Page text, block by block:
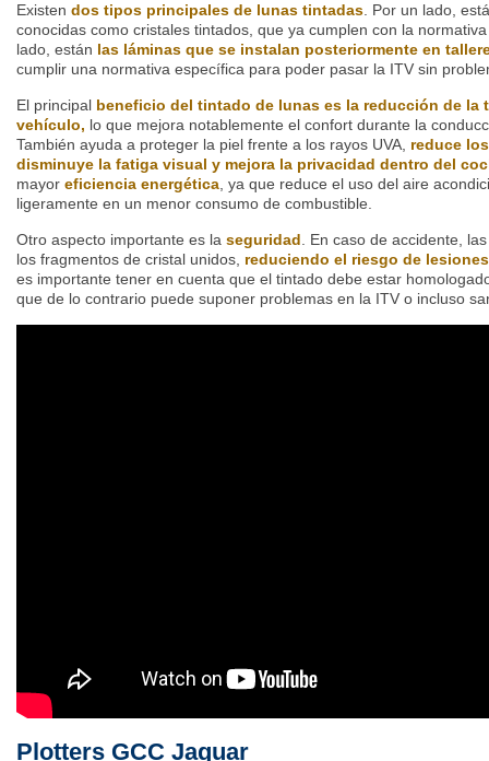
Existen dos tipos principales de lunas tintadas . Por un lado,
conocidas como cristales tintados, que ya cumplen con la
lado, están las láminas que se instalan posteriormente en
cumplir una normativa específica para poder pasar la ITV sin
El principal beneficio del tintado de lunas es la reducción de la
vehículo, lo que mejora notablemente el confort durante la
También ayuda a proteger la piel frente a los rayos UVA, reduce
disminuye la fatiga visual y mejora la privacidad dentro del
mayor eficiencia energética , ya que reduce el uso del aire
ligeramente en un menor consumo de combustible.
Otro aspecto importante es la seguridad . En caso de accidente,
los fragmentos de cristal unidos, reduciendo el riesgo de
es importante tener en cuenta que el tintado debe estar
que de lo contrario puede suponer problemas en la ITV o incluso
Plotters GCC Jaguar